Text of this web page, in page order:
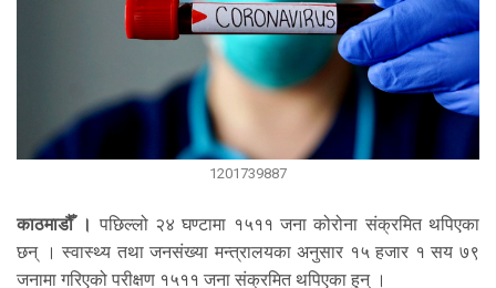
1201739887
काठमाडौँ । पछिल्लो २४ घण्टामा १५११ जना कोरोना संक्रमित थपिएका
छन् । स्वास्थ्य तथा जनसंख्या मन्त्रालयका अनुसार १५ हजार १ सय ७९
जनामा गरिएको परीक्षण १५११ जना संक्रमित थपिएका हुन् ।